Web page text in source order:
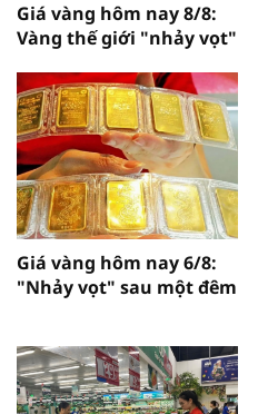
Giá vàng hôm nay 8/8:
Vàng thế giới "nhảy vọt"
Giá vàng hôm nay 6/8:
"Nhảy vọt" sau một đêm